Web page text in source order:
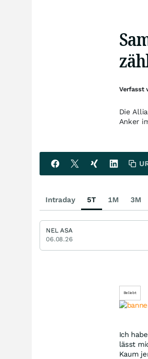
Die
Anker
Beliebt
Ich
lässt
Kaum
Verfasst
Intraday 5T 1M 3M
NEL ASA
06.08.26